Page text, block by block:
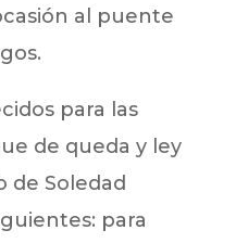
al puente
para las
de queda y ley
de Soledad
para